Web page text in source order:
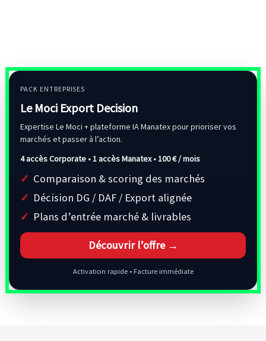
PACK ENTREPRISES
Le Moci Export Decision
Expertise Le Moci + plateforme IA Manatex pour prioriser vos
marchés et passer à l’action.
4 accès Corporate • 1 accès Manatex •100 € / mois
Comparaison & scoring des marchés
Décision DG / DAF / Export alignée
Plans d’entrée marché & livrables
Découvrir l’offre →
Activation rapide • Facture immédiate